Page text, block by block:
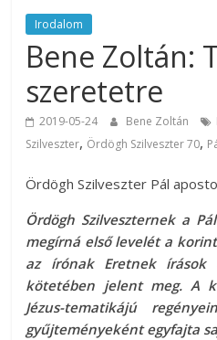
Irodalom
Bene Zoltán:
szeretetre
2019-05-24 Bene Zoltán
Szilveszter, Ördögh Szilveszter 70,
Ördögh Szilveszter Pál
Ördögh Szilveszternek a
megírná első levelét a
az írónak Eretnek írások
kötetében jelent meg. A
Jézus-tematikájú
gyűjteményeként egyfajta